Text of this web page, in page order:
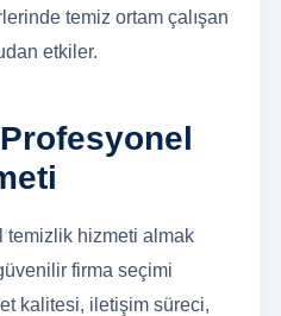
temiz ortam çalışan
etkiler.
Profesyonel
temizlik hizmeti almak
firma seçimi
kalitesi, iletişim süreci,